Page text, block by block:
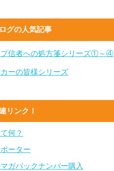
グの人気記事
プ信者への処方箋シリーズ①～④
カーの皆様シリーズ
リンク！
何？
ーター
ガバックナンバー購入